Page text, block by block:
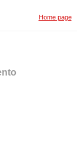
Home page